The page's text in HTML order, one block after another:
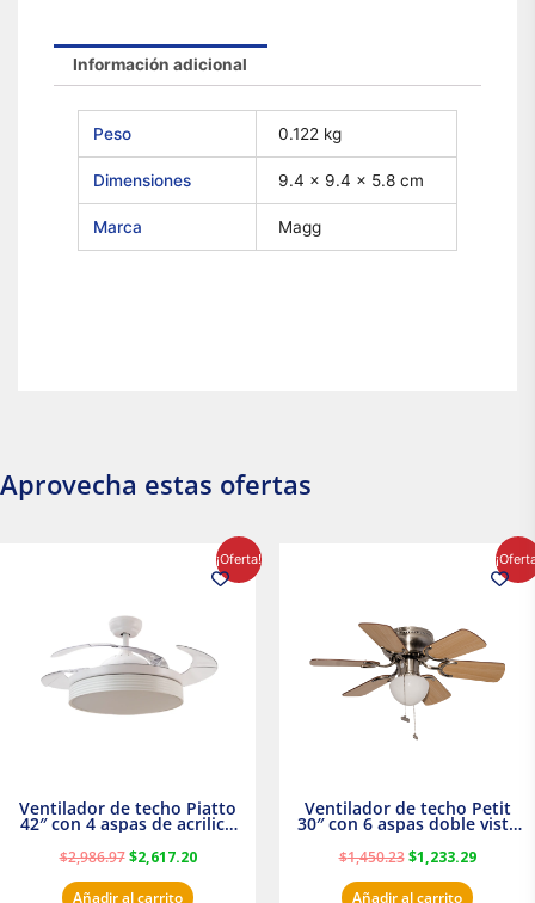
Información adicional
Peso 0.122 kg
Dimensiones 9.4 × 9.4 × 5.8 cm
Marca Magg
Aprovecha estas ofertas
¡Oferta!
Ventilador de techo Piatto
42″ con 4 aspas de acrilico
transparente
$2,986.97
$2,986.97.
$2,617.20
precio
actual
Añadir al carrito
Ventilador de techo Petit
30″ con 6 aspas doble vista
Satinado Masterfan
$1,450.23
$1,450.23.
$1,233.29
precio
actual
Añadir al carrito